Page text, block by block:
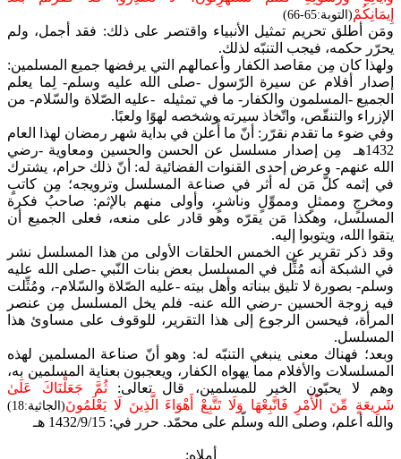
إِيمَانِكُمْ (التوبة:65-66)
ومَن أطلق تحريم تمثيل الأنبياء واقتصر على ذلك: فقد أجمل، ولم
يحرّر حكمه، فيجب التنبّه لذلك.
ولهذا كان مِن مقاصد الكفار وأعمالهم التي يرفضها جميع المسلمين:
إصدار أفلام عن سيرة الرّسول -صلى الله عليه وسلم- لِما يعلم
الجميع -المسلمون والكفار- ما في تمثيله -عليه الصّلاة والسّلام- من
الإزراء والتنقّص، واتّخاذ سيرته وشخصه لهوًا ولعبًا.
وفي ضوء ما تقدم نقرّر: أنّ ما أُعلن في بداية شهر رمضان لهذا العام
1432هـ مِن إصدار مسلسل عن الحسن والحسين ومعاوية -رضي
الله عنهم- وعرض إحدى القنوات الفضائية له: أنّ ذلك حرام، يشترك
في إثمه كلّ مَن له أثر في صناعة المسلسل وترويجه؛ مِن كاتبٍ
ومخرجٍ وممثلٍ ومموِّلٍ وناشرٍ، وأولى منهم بالإثم: صاحبُ فكرة
المسلسل، وهكذا مَن يقرّه وهو قادر على منعه، فعلى الجميع أن
يتقوا الله، ويتوبوا إليه.
وقد ذكر تقرير عن الخمس الحلقات الأولى من هذا المسلسل نشر
في الشبكة أنه مُثِّل في المسلسل بعض بنات النّبي -صلى الله عليه
وسلم- بصورة لا تليق ببناته وأهل بيته -عليه الصّلاة والسّلام-، ومُثِّلت
فيه زوجة الحسين -رضي الله عنه- فلم يخل المسلسل مِن عنصر
المرأة، فيحسن الرجوع إلى هذا التقرير، للوقوف على مساوئ هذا
المسلسل.
وبعد؛ فهناك معنى ينبغي التنبّه له: وهو أنّ صناعة المسلمين لهذه
المسلسلات والأفلام مما يهواه الكفار، ويعجبون بعناية المسلمين به،
وهم لا يحبّون الخير للمسلمين، قال تعالى:ثُمَّ جَعَلْنَاكَ عَلَىٰ
شَرِيعَةٍ مِّنَ الْأَمْرِ فَاتَّبِعْهَا وَلَا تَتَّبِعْ أَهْوَاءَ الَّذِينَ لَا يَعْلَمُونَ(الجاثية:18)
والله أعلم، وصلى الله وسلّم على محمّد. حرر في: 1432/9/15 هـ
أملاه: